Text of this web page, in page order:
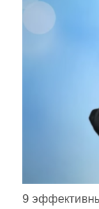
9